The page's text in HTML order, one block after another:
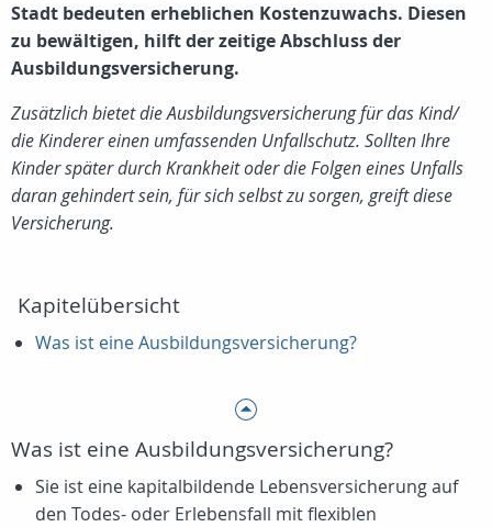
Stadt bedeuten erheblichen Kostenzuwachs. Diesen
zu bewältigen, hilft der zeitige Abschluss der
Ausbildungsversicherung.
Zusätzlich bietet die Ausbildungsversicherung für das Kind/
die Kinderer einen umfassenden Unfallschutz. Sollten Ihre
Kinder später durch Krankheit oder die Folgen eines Unfalls
daran gehindert sein, für sich selbst zu sorgen, greift diese
Versicherung.
Kapitelübersicht
Was ist eine Ausbildungsversicherung?
Was ist eine Ausbildungsversicherung?
Sie ist eine kapitalbildende Lebensversicherung auf
den Todes- oder Erlebensfall mit flexiblen